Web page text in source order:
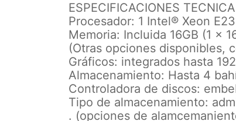
ESPECIFICACIONES
Procesador: 1 Intel® Xeon
Memoria: Incluida 16GB (1 x
(Otras opciones disponibles,
Gráficos: integrados hasta
Almacenamiento: Hasta 4
Controladora de discos:
Tipo de almacenamiento:
. (opciones de